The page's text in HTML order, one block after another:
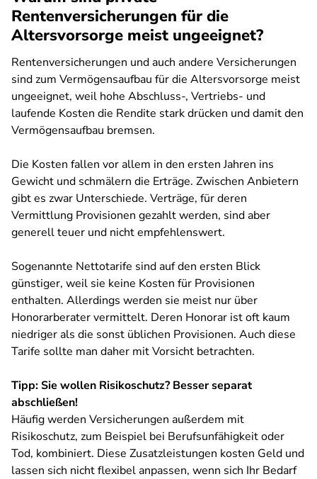
Rentenversicherungen für die
Altersvorsorge meist ungeeignet?
Rentenversicherungen und auch andere Versicherungen
sind zum Vermögensaufbau für die Altersvorsorge meist
ungeeignet, weil hohe Abschluss-, Vertriebs- und
laufende Kosten die Rendite stark drücken und damit den
Vermögensaufbau bremsen.
Die Kosten fallen vor allem in den ersten Jahren ins
Gewicht und schmälern die Erträge. Zwischen Anbietern
gibt es zwar Unterschiede. Verträge, für deren
Vermittlung Provisionen gezahlt werden, sind aber
generell teuer und nicht empfehlenswert.
Sogenannte Nettotarife sind auf den ersten Blick
günstiger, weil sie keine Kosten für Provisionen
enthalten. Allerdings werden sie meist nur über
Honorarberater vermittelt. Deren Honorar ist oft kaum
niedriger als die sonst üblichen Provisionen. Auch diese
Tarife sollte man daher mit Vorsicht betrachten.
Tipp: Sie wollen Risikoschutz? Besser separat
abschließen!
Häufig werden Versicherungen außerdem mit
Risikoschutz, zum Beispiel bei Berufsunfähigkeit oder
Tod, kombiniert. Diese Zusatzleistungen kosten Geld und
lassen sich nicht flexibel anpassen, wenn sich Ihr Bedarf